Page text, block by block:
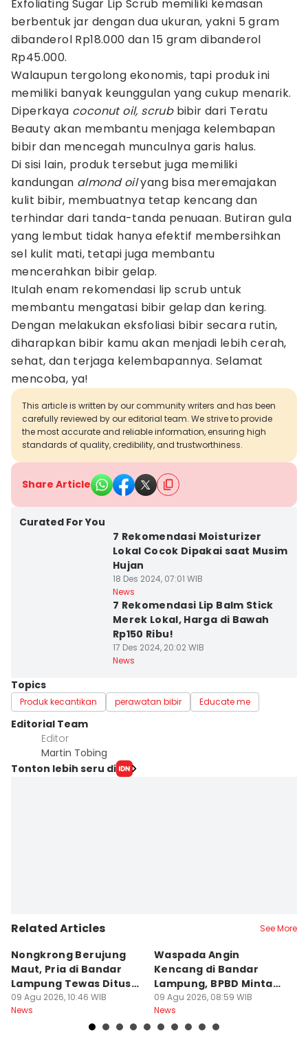
Exfoliating Sugar Lip Scrub memiliki kemasan
berbentuk jar dengan dua ukuran, yakni 5 gram
dibanderol Rp18.000 dan 15 gram dibanderol
Rp45.000.
Walaupun tergolong ekonomis, tapi produk ini
memiliki banyak keunggulan yang cukup menarik.
Diperkaya coconut oil, scrubbibir dari Teratu
Beauty akan membantu menjaga kelembapan
bibir dan mencegah munculnya garis halus.
Di sisi lain, produk tersebut juga memiliki
kandungan almond oilyang bisa meremajakan
kulit bibir, membuatnya tetap kencang dan
terhindar dari tanda-tanda penuaan. Butiran gula
yang lembut tidak hanya efektif membersihkan
sel kulit mati, tetapi juga membantu
mencerahkan bibir gelap.
Itulah enam rekomendasi lip scrub untuk
membantu mengatasi bibir gelap dan kering.
Dengan melakukan eksfoliasi bibir secara rutin,
diharapkan bibir kamu akan menjadi lebih cerah,
sehat, dan terjaga kelembapannya. Selamat
mencoba, ya!
This article is written by our community writers and has been
carefully reviewed by our editorial team. We strive to provide
the most accurate and reliable information, ensuring high
standards of quality, credibility, and trustworthiness.
Share Article
Curated For You
7 Rekomendasi Moisturizer
Lokal Cocok Dipakai saat Musim
Hujan
18 Des 2024, 07:01 WIB
News
7 Rekomendasi Lip Balm Stick
Merek Lokal, Harga di Bawah
Rp150 Ribu!
17 Des 2024, 20:02 WIB
News
Topics
Produk kecantikan perawatan bibir Educate me
Editorial Team
Editor
Martin Tobing
Tonton lebih seru di
Related Articles See More
Nongkrong Berujung
Maut, Pria di Bandar
Lampung Tewas Ditusuk
Teman
09 Agu 2026, 10:46 WIB
News
Waspada Angin
Kencang di Bandar
Lampung, BPBD Minta
Warga Berhati-Hati
09 Agu 2026, 08:59 WIB
News